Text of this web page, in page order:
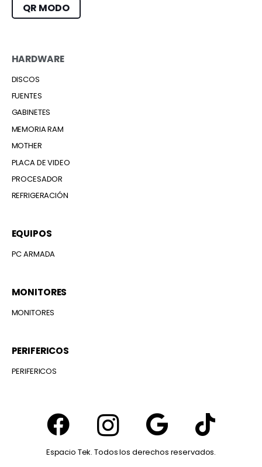
QR MODO
HARDWARE
DISCOS
FUENTES
GABINETES
MEMORIA RAM
MOTHER
PLACA DE VIDEO
PROCESADOR
REFRIGERACIÓN
EQUIPOS
PC ARMADA
MONITORES
MONITORES
PERIFERICOS
PERIFERICOS
Espacio Tek. Todos los derechos reservados.